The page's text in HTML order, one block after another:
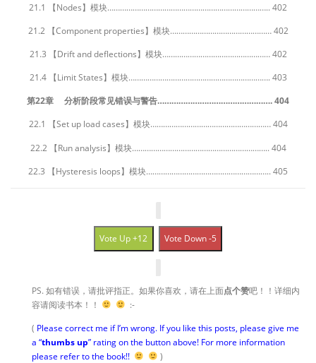
21.1 【Nodes】模块………………………………………………………………….. 402
21.2 【Component properties】模块………………………………………… 402
21.3 【Drift and deflections】模块…………………………………………… 402
21.4 【Limit States】模块…………………………………………………………. 403
第22章 分析阶段常见错误与警告…………………………………………. 404
22.1 【Set up load cases】模块………………………………………………… 404
22.2 【Run analysis】模块……………………………………………………….. 404
22.3 【Hysteresis loops】模块………………………………………………….. 405
Vote Up +12 Vote Down -5
PS. 如有错误，请批评指正。如果你喜欢，请在上面点个赞吧！！详细内
容请阅读书本！！
:-
( Please correct me if I’m wrong. If you like this posts, please give me
a “thumbs up” rating on the button above! For more information
please refer to the book!!
)